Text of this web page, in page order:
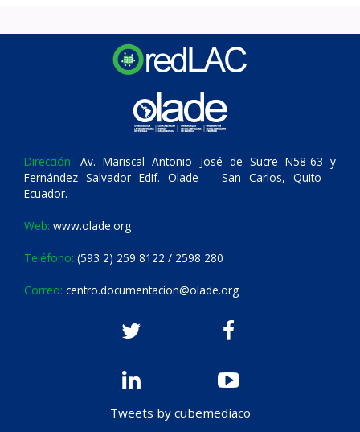
Dirección: Av. Mariscal Antonio José de Sucre N58-63 y
Fernández Salvador Edif. Olade – San Carlos, Quito –
Ecuador.
Web: www.olade.org
Teléfono: (593 2) 259 8122 / 2598 280
Correo: centro.documentacion@olade.org
Tweets by cubemediaco